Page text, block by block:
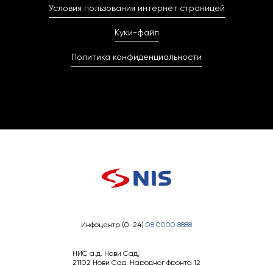
Условия пользования интернет страницей
Куки-файл
Политика конфиденциальности
Инфоцентр (0-24) 08 0000 8888
НИС а.д. Нови Сад,
21102 Нови Сад, Народног фронта 12